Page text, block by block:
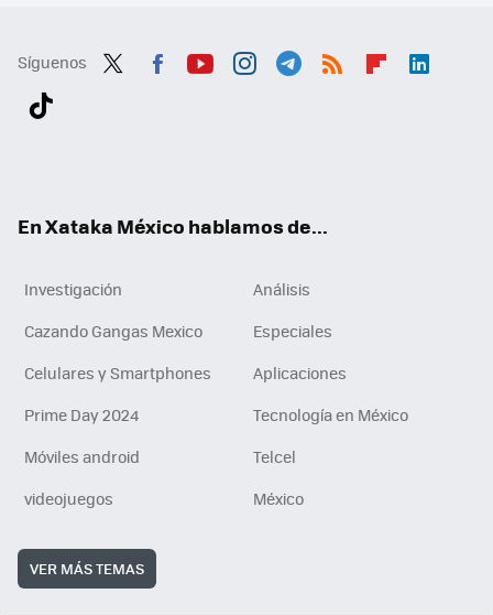
Síguenos
En Xataka México hablamos de...
Investigación
Análisis
Cazando Gangas Mexico
Especiales
Celulares y Smartphones
Aplicaciones
Prime Day 2024
Tecnología en México
Móviles android
Telcel
videojuegos
México
VER MÁS TEMAS